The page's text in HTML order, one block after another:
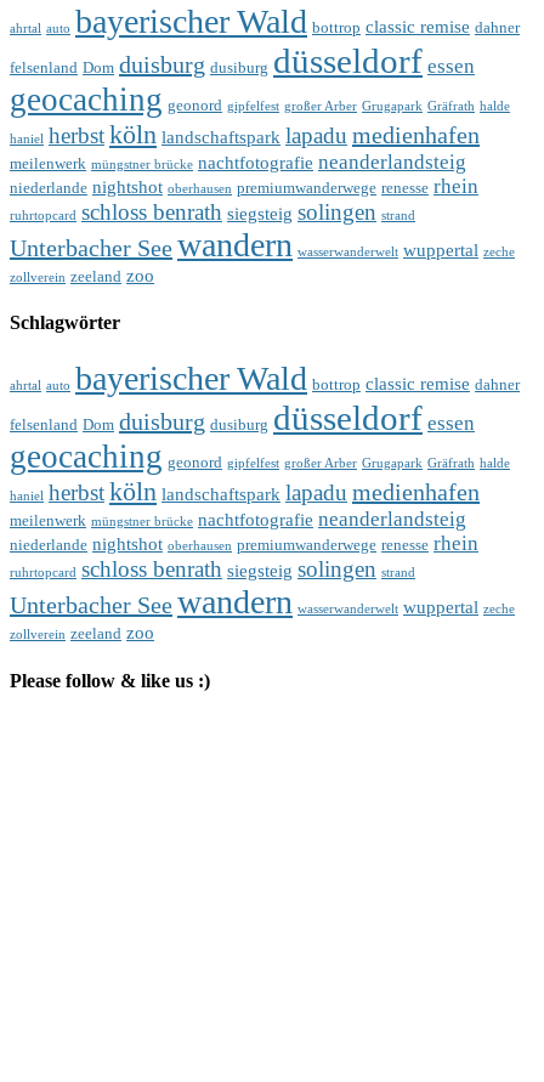
ahrtal auto bayerischer Wald bottrop classic remise dahner
felsenland Dom duisburg dusiburg düsseldorf essen
geocaching geonord gipfelfest großer Arber Grugapark Gräfrath halde
haniel herbstköln landschaftspark lapadu medienhafen
meilenwerk müngstner brücke nachtfotografie neanderlandsteig
niederlande nightshot oberhausen premiumwanderwege renesse rhein
ruhrtopcard schloss benrath siegsteig solingen strand
Unterbacher Seewandern wasserwanderwelt wuppertal zeche
zollverein zeeland zoo
Schlagwörter
ahrtal auto bayerischer Wald bottrop classic remise dahner
felsenland Dom duisburg dusiburg düsseldorf essen
geocaching geonord gipfelfest großer Arber Grugapark Gräfrath halde
haniel herbstköln landschaftspark lapadu medienhafen
meilenwerk müngstner brücke nachtfotografie neanderlandsteig
niederlande nightshot oberhausen premiumwanderwege renesse rhein
ruhrtopcard schloss benrath siegsteig solingen strand
Unterbacher Seewandern wasserwanderwelt wuppertal zeche
zollverein zeeland zoo
Please follow & like us :)